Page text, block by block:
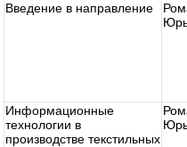
Введение в направление
Информационные
технологии в
производстве текстильных